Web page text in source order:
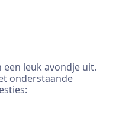
leuk avondje uit.
onderstaande